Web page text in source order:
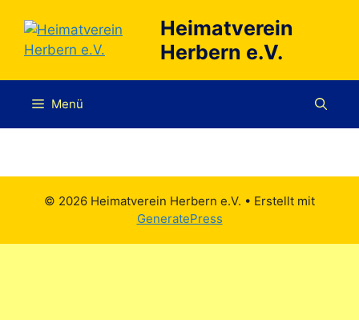
Inhalt
springen
Heimatverein
Herbern e.V.
Menü
© 2026 Heimatverein Herbern e.V. • Erstellt mit
GeneratePress